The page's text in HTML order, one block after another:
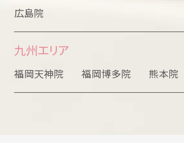
広島院
九州エリア
福岡天神院 福岡博多院 熊本院